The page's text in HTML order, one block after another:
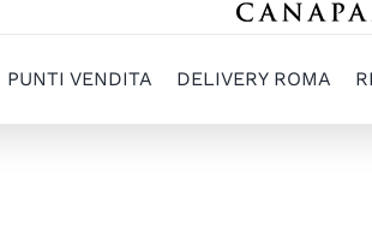
PUNTI VENDITA DELIVERY ROMA